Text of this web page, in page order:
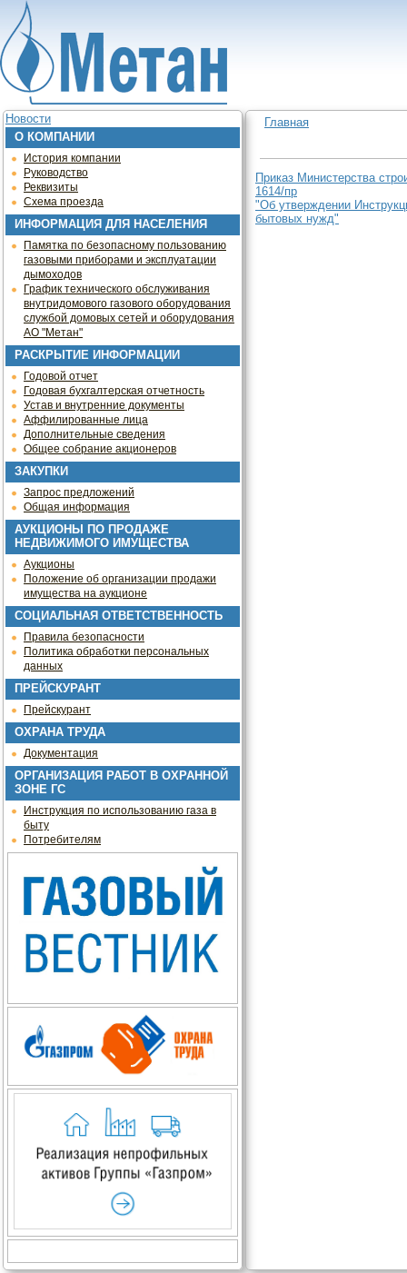
Jump to navigation
Новости
О КОМПАНИИ
История компании
Руководство
Реквизиты
Схема проезда
ИНФОРМАЦИЯ ДЛЯ НАСЕЛЕНИЯ
Памятка по безопасному пользованию
газовыми приборами и эксплуатации
дымоходов
График технического обслуживания
внутридомового газового оборудования
службой домовых сетей и оборудования
АО "Метан"
РАСКРЫТИЕ ИНФОРМАЦИИ
Годовой отчет
Годовая бухгалтерская отчетность
Устав и внутренние документы
Аффилированные лица
Дополнительные сведения
Общее собрание акционеров
ЗАКУПКИ
Запрос предложений
Общая информация
АУКЦИОНЫ ПО ПРОДАЖЕ
НЕДВИЖИМОГО ИМУЩЕСТВА
Аукционы
Положение об организации продажи
имущества на аукционе
СОЦИАЛЬНАЯ ОТВЕТСТВЕННОСТЬ
Правила безопасности
Политика обработки персональных
данных
ПРЕЙСКУРАНТ
Прейскурант
ОХРАНА ТРУДА
Документация
ОРГАНИЗАЦИЯ РАБОТ В ОХРАННОЙ
ЗОНЕ ГС
Инструкция по использованию газа в
быту
Потребителям
Главная
Приказ Министерства
1614/пр
"Об утверждении
бытовых нужд"